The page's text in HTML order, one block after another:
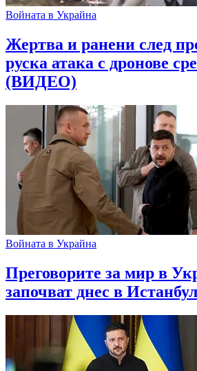
Войната в Украйна
Жертва и ранени след
руска атака с дронове
(ВИДЕО)
Войната в Украйна
Преговорите за мир в
започват днес в Истанбул